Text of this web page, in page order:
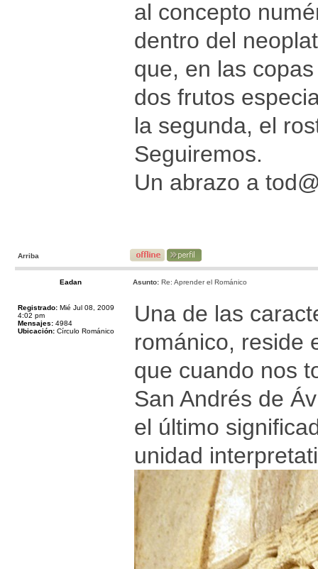
al concepto
dentro del
que, en las
dos frutos
la segunda, el
Seguiremos.
Un abrazo a
Arriba
Eadan Asunto: Re: Aprender el Románico
Registrado: Mié Jul 08, 2009
4:02 pm
Mensajes: 4984
Ubicación: Círculo Románico
Una de las
románico, reside
que cuando nos
San Andrés de
el último
unidad